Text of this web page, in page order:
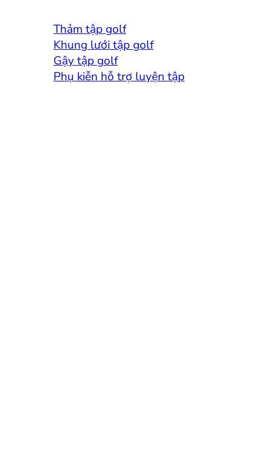
Thảm tập golf
Khung lưới tập golf
Gậy tập golf
Phụ kiễn hỗ trợ luyện tập